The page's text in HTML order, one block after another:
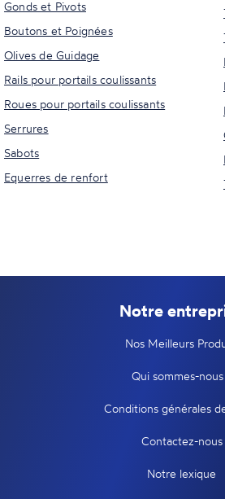
Gonds et Pivots
Boutons et Poignées
Olives de Guidage
Rails pour portails coulissants
Roues pour portails coulissants
Serrures
Sabots
Equerres de renfort
Notre
Nos Meilleurs
Qui sommes-
Conditions générales
Contactez-nous
Notre lexique